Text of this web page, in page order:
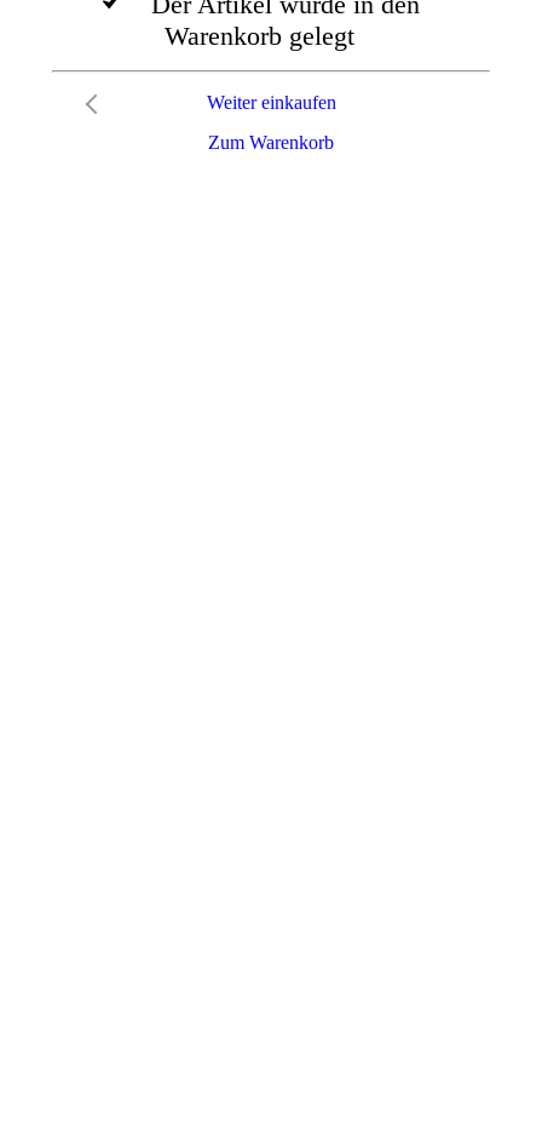
Warenkorb gelegt
Zum Warenkorb
Weiter einkaufen